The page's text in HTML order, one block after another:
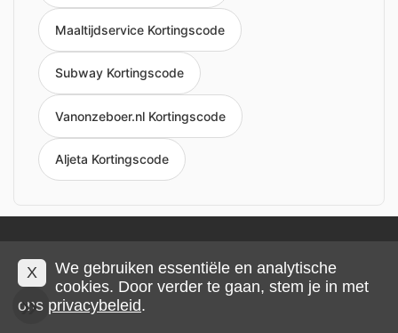
Maaltijdservice Kortingscode
Subway Kortingscode
Vanonzeboer.nl Kortingscode
Aljeta Kortingscode
© 2026 IMP Multimedia GmbH
X
We gebruiken essentiële en analytische
cookies. Door verder te gaan, stem je in met
ons privacybeleid.